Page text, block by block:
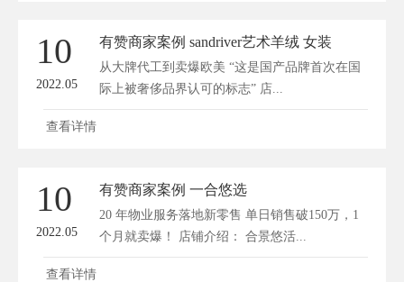
10
2022.05
有赞商家案例 sandriver艺术羊绒 女装
从大牌代工到卖爆欧美 “这是国产品牌首次在国
际上被奢侈品界认可的标志” 店...
查看详情
10
2022.05
有赞商家案例 一合悠选
20 年物业服务落地新零售 单日销售破150万，1
个月就卖爆！ 店铺介绍： 合景悠活...
查看详情